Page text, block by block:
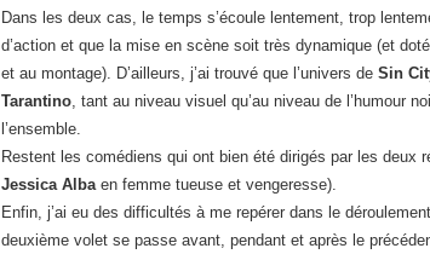
Dans les deux cas, le temps s’écoule lentement, trop
d’action et que la mise en scène soit très dynamique (et
et au montage). D’ailleurs, j’ai trouvé que l’univers de Sin
Tarantino , tant au niveau visuel qu’au niveau de l’humour
l’ensemble.
Restent les comédiens qui ont bien été dirigés par les deux
Jessica Alba en femme tueuse et vengeresse).
Enfin, j’ai eu des difficultés à me repérer dans le
deuxième volet se passe avant, pendant et après le